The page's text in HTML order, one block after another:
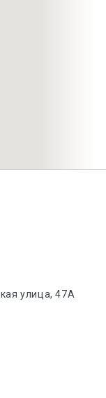
улица, 47А